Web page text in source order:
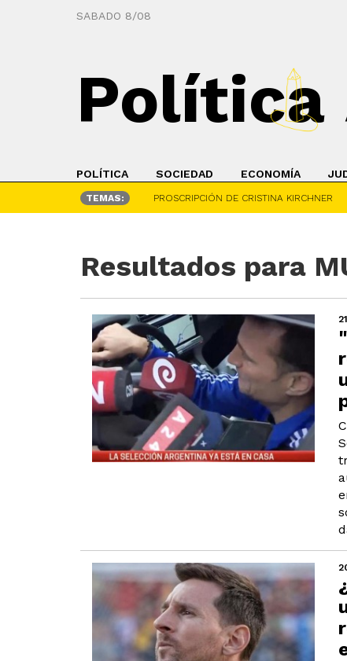
SABADO 8/08
Política
POLÍTICA SOCIEDAD ECONOMÍA
TEMAS: PROSCRIPCIÓN DE CRISTINA KIRCHNER
Resultados para